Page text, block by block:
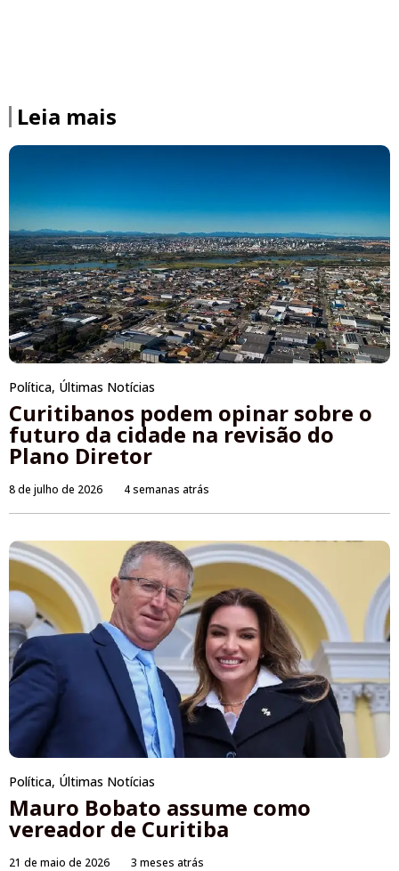
Leia mais
Política, Últimas Notícias
Curitibanos podem opinar sobre o
futuro da cidade na revisão do
Plano Diretor
8 de julho de 2026 4 semanas atrás
Política, Últimas Notícias
Mauro Bobato assume como
vereador de Curitiba
21 de maio de 2026 3 meses atrás